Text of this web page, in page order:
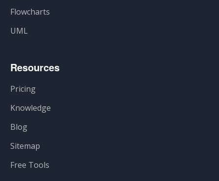
Flowcharts
UML
Resources
Pricing
Knowledge
Blog
Sitemap
Free Tools